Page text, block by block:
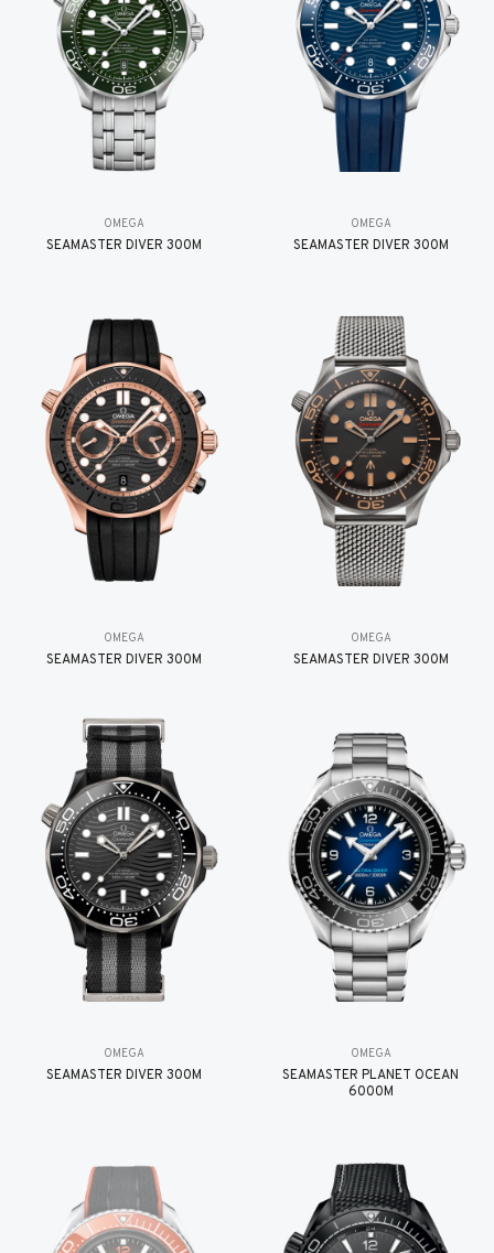
OMEGA
SEAMASTER DIVER 300M
OMEGA
SEAMASTER DIVER 300M
OMEGA
SEAMASTER DIVER 300M
OMEGA
SEAMASTER DIVER 300M
OMEGA
SEAMASTER DIVER 300M
OMEGA
SEAMASTER PLANET OCEAN
6000M